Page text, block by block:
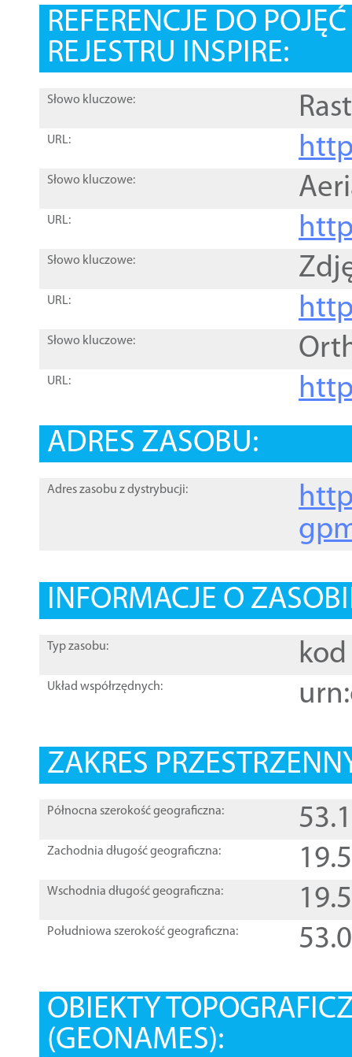
REFERENCJE DO
REJESTRU INSPIRE:
Słowo kluczowe:
URL:
Słowo kluczowe:
URL:
Słowo kluczowe:
URL:
Słowo kluczowe:
URL:
ADRES ZASOBU:
Adres zasobu z dystrybucji:
INFORMACJE O
Typ zasobu: kod
Układ współrzędnych:
ZAKRES
Północna szerokość geograficzna:
Zachodnia długość geograficzna:
Wschodnia długość geograficzna:
Południowa szerokość geograficzna:
OBIEKTY
(GEONAMES):